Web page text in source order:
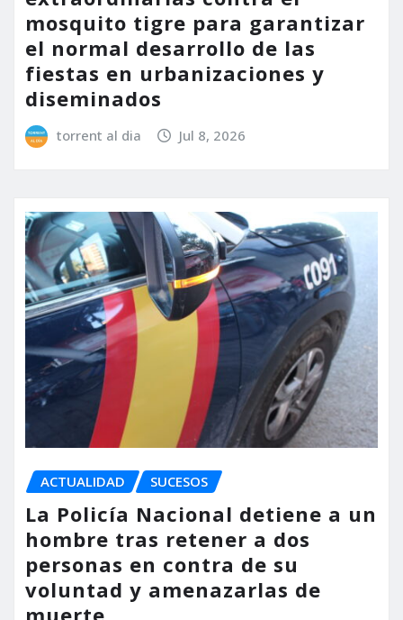
mosquito tigre para garantizar
el normal desarrollo de las
fiestas en urbanizaciones y
diseminados
torrent al dia Jul 8, 2026
ACTUALIDAD SUCESOS
La Policía Nacional detiene a un
hombre tras retener a dos
personas en contra de su
voluntad y amenazarlas de